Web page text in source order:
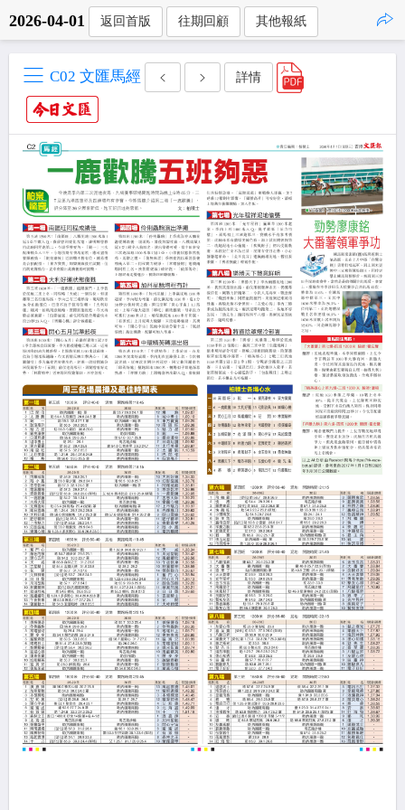
2026-04-01 返回首版 往期回顧 其他報紙
C02 文匯馬經 詳情
點擊複製